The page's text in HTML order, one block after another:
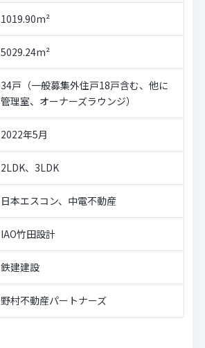
1019.90m²
5029.24m²
34戸（一般募集外住戸18戸含む、他に
管理室、オーナーズラウンジ）
2022年5月
2LDK、3LDK
日本エスコン、中電不動産
IAO竹田設計
鉄建建設
野村不動産パートナーズ